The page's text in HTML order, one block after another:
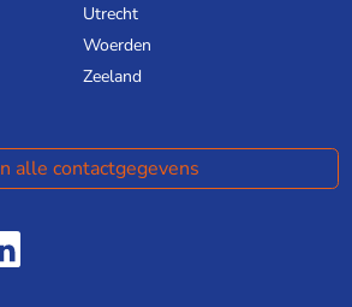
Utrecht
Woerden
Zeeland
alle contactgegevens